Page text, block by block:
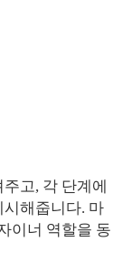
고, 각 단계에
해줍니다. 마
이너 역할을 동